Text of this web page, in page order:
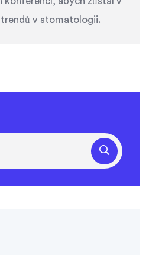
v stomatologii.